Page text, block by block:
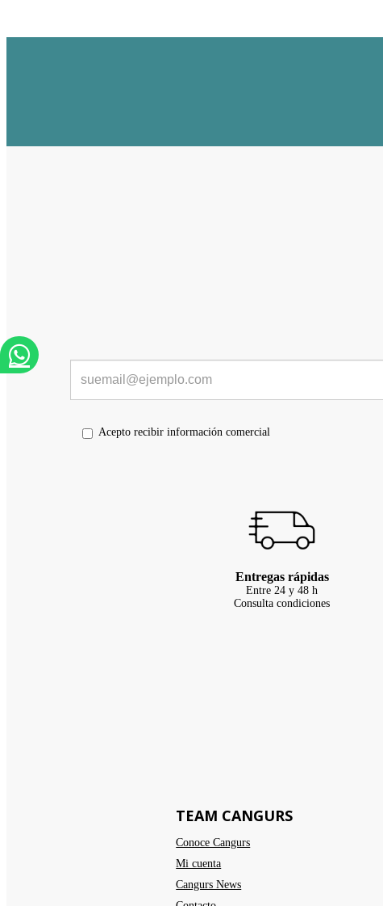
Acepto recibir información comercial
Entregas rápidas
Entre 24 y 48 h
Consulta condiciones
TEAM CANGURS
Conoce Cangurs
Mi cuenta
Cangurs News